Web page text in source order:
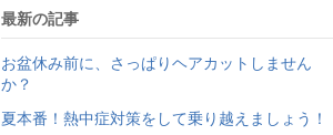
最新の記事
お盆休み前に、さっぱりヘアカットしません
か？
夏本番！熱中症対策をして乗り越えましょう！